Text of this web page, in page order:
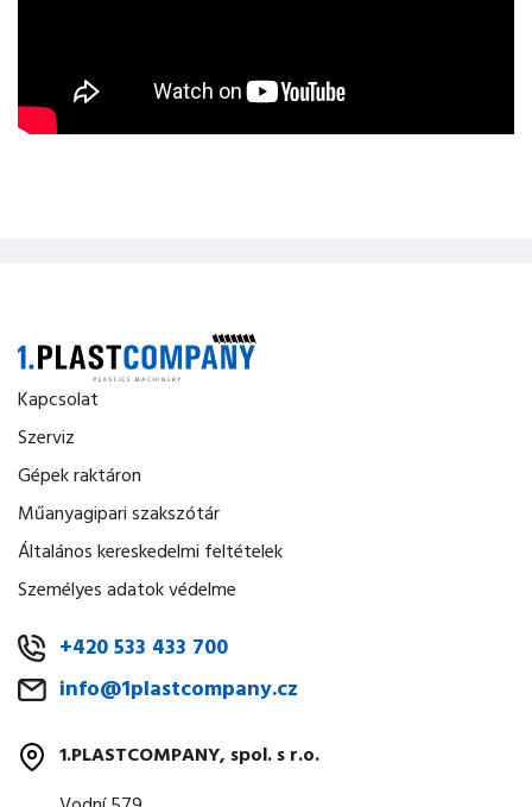
Kapcsolat
Szerviz
Gépek raktáron
Műanyagipari szakszótár
Általános kereskedelmi feltételek
Személyes adatok védelme
+420 533 433 700
info@1plastcompany.cz
1.PLASTCOMPANY, spol. s r.o.